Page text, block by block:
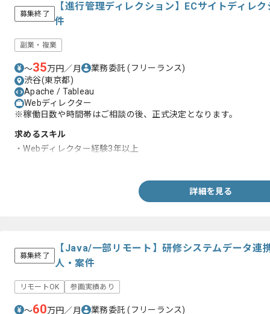
募集終了
【進行管理ディレクション】ECサイトディレ
件
副業・複業
〜35万円／月 業務委託(フリーランス)
渋谷(東京都)
Apache / Tableau
Webディレクター
※稼働日数や時間帯はご相談の後、正式決定となります。
求めるスキル
・Webディレクター経験3年以上
詳細を見る
募集終了
【Java/一部リモート】研修システムデータ連
人・案件
リモートOK 参画実績あり
〜60万円／月 業務委託(フリーランス)